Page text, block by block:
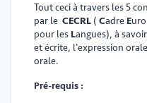
Tout ceci à travers les 5
par le CECRL ( Cadre E
pour les Langues), à
et écrite, l'expression
orale.
Pré-requis :